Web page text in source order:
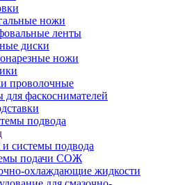
ножи
ленты
диски
ножи
проволочные
для фаскоснимателей
подвода
системы подвода
подачи СОЖ
охлаждающие жидкости